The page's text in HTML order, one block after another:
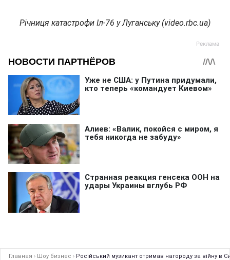
Річниця катастрофи Іл-76 у Луганську (video.rbc.ua)
Главная › Шоу бизнес › Російський музикант отримав нагороду за війну в